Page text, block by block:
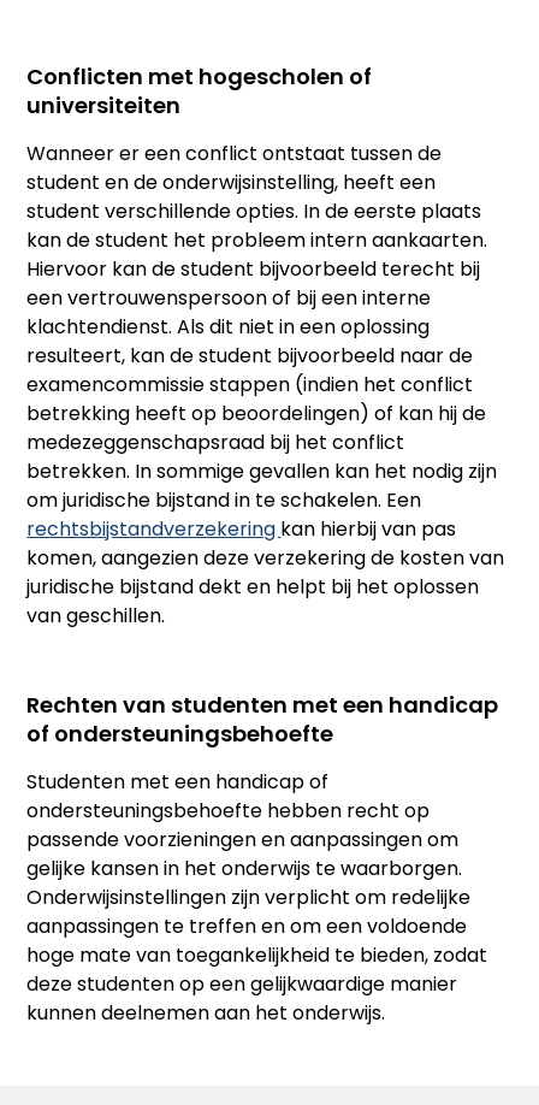
Conflicten met hogescholen of
universiteiten
Wanneer er een conflict ontstaat tussen de
student en de onderwijsinstelling, heeft een
student verschillende opties. In de eerste plaats
kan de student het probleem intern aankaarten.
Hiervoor kan de student bijvoorbeeld terecht bij
een vertrouwenspersoon of bij een interne
klachtendienst. Als dit niet in een oplossing
resulteert, kan de student bijvoorbeeld naar de
examencommissie stappen (indien het conflict
betrekking heeft op beoordelingen) of kan hij de
medezeggenschapsraad bij het conflict
betrekken. In sommige gevallen kan het nodig zijn
om juridische bijstand in te schakelen. Een
rechtsbijstandverzekering kan hierbij van pas
komen, aangezien deze verzekering de kosten van
juridische bijstand dekt en helpt bij het oplossen
van geschillen.
Rechten van studenten met een handicap
of ondersteuningsbehoefte
Studenten met een handicap of
ondersteuningsbehoefte hebben recht op
passende voorzieningen en aanpassingen om
gelijke kansen in het onderwijs te waarborgen.
Onderwijsinstellingen zijn verplicht om redelijke
aanpassingen te treffen en om een voldoende
hoge mate van toegankelijkheid te bieden, zodat
deze studenten op een gelijkwaardige manier
kunnen deelnemen aan het onderwijs.